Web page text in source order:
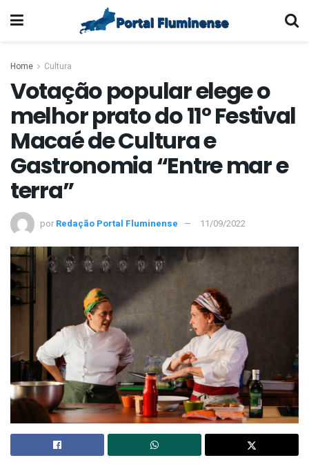
Home Cultura
Votação popular elege o
melhor prato do 11º Festival
Macaé de Cultura e
Gastronomia “Entre mar e
terra”
por Redação Portal Fluminense 11/09/2022